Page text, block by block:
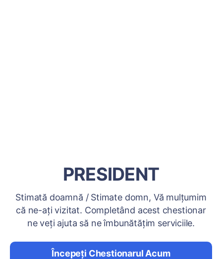
PRESIDENT
Stimată doamnă / Stimate domn, Vă mulțumim
că ne-ați vizitat. Completând acest chestionar
ne veți ajuta să ne îmbunătățim serviciile.
Începeți Chestionarul Acum